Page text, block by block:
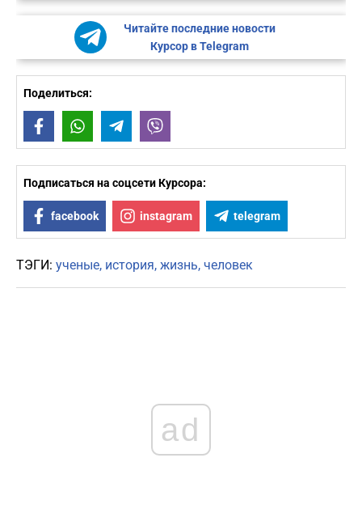
Читайте последние новости
Курсор в Telegram
Поделиться:
FacebookWhatsAppTelegram
Подписаться на соцсети Курсора:
facebook instagram telegram
ТЭГИ: ученые история жизнь человек
ad